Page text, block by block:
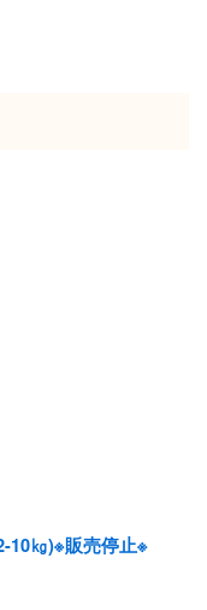
10㎏)※販売停止※